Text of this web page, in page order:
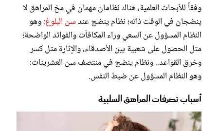
وفقاً للأبحاث العلمية، هناك نظامان مهمان في مخ المراهق لا
ينضجان في الوقت ذاته؛ نظام ينضج عندسن البلوغ: وهو
النظام المسؤول عن السعي وراء المكافآت والفوائد الواضحة؛
مثل الحصول على شعبية بين الأصدقاء، والإثارة مثل كسر
وخرق القواعد.. ونظام ينضج في منتصف سن العشرينات:
وهو النظام المسؤول عن ضبط النفس.
أسباب تصرفات المراهق السلبية